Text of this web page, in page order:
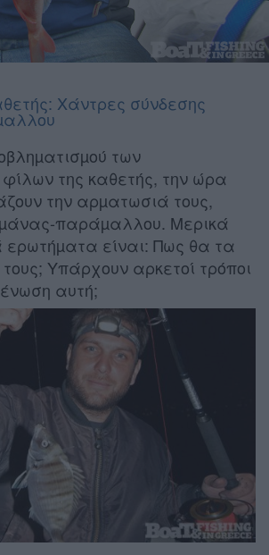
Χάντρες σύνδεσης
των
της καθετής, την ώρα
την αρµατωσιά τους,
παράµαλλου. Μερικά
είναι: Πως θα τα
Υπάρχουν αρκετοί τρόποι
αυτή;